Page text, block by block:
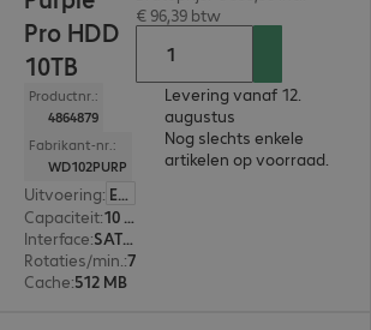
Pro HDD
10TB
Productnr.:
4864879
Fabrikant-nr.:
WD102PURP
Uitvoering: Europa
Capaciteit:
10 TB
Interface:
SATA 3.0 (6 Gbit/s) 8,9 cm (3,5")
Rotaties/min. : 7.200 rpm
Cache:512 MB
€ 96,39 btw
Levering vanaf 12.
augustus
Nog slechts enkele
artikelen op voorraad.